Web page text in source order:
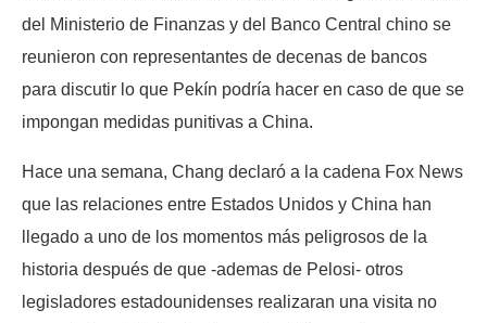
del Ministerio de Finanzas y del Banco Central chino se
reunieron con representantes de decenas de bancos
para discutir lo que Pekín podría hacer en caso de que se
impongan medidas punitivas a China.
Hace una semana, Chang declaró a la cadena Fox News
que las relaciones entre Estados Unidos y China han
llegado a uno de los momentos más peligrosos de la
historia después de que -ademas de Pelosi- otros
legisladores estadounidenses realizaran una visita no